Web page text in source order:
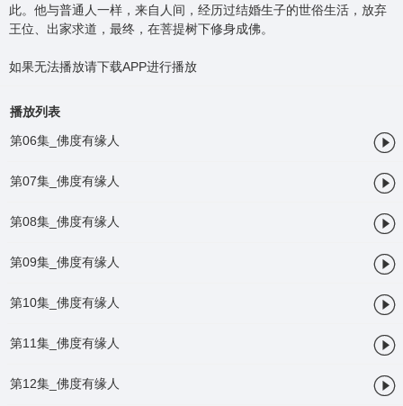
此。他与普通人一样，来自人间，经历过结婚生子的世俗生活，放弃
王位、出家求道，最终，在菩提树下修身成佛。
如果无法播放请下载APP进行播放
播放列表
第06集_佛度有缘人

第07集_佛度有缘人 
第08集_佛度有缘人 
第09集_佛度有缘人 
第10集_佛度有缘人 
第11集_佛度有缘人 
第12集_佛度有缘人 